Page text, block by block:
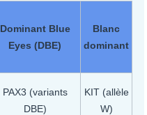
Dominant Blue
Eyes (DBE)
Blanc
dominant
PAX3 (variants
DBE)
KIT (allèle
W)